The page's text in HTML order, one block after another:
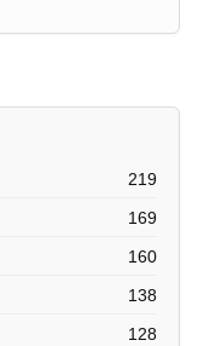
219
169
160
138
128